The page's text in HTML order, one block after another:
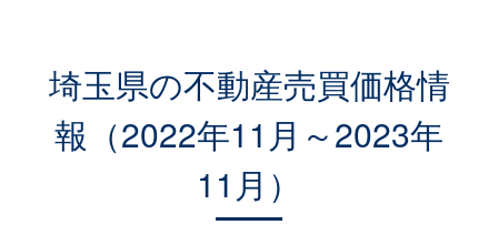
埼玉県の不動産売買価格情
報（2022年11月～2023年
11月）